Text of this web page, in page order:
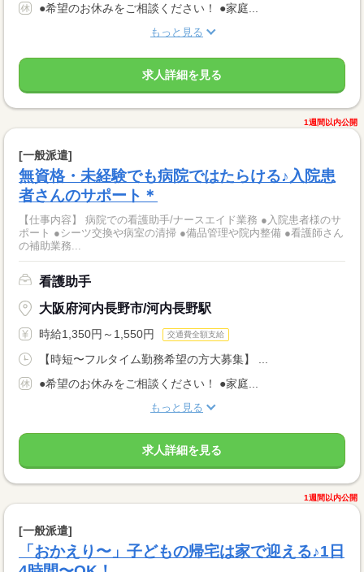
●希望のお休みをご相談ください！ ●家庭...
もっと見る
求人詳細を見る
1週間以内公開
[一般派遣]
無資格・未経験でも病院ではたらける♪入院患
者さんのサポート＊
【仕事内容】 病院での看護助手/ナースエイド業務 ●入院患者様のサ
ポート ●シーツ交換や病室の清掃 ●備品管理や院内整備 ●看護師さん
の補助業務...
看護助手
大阪府河内長野市/河内長野駅
時給1,350円～1,550円 交通費全額支給
【時短〜フルタイム勤務希望の方大募集】 ...
●希望のお休みをご相談ください！ ●家庭...
もっと見る
求人詳細を見る
1週間以内公開
[一般派遣]
「おかえり〜」子どもの帰宅は家で迎える♪1日